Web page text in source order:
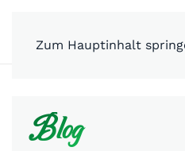
Zum Hauptinhalt
Blog